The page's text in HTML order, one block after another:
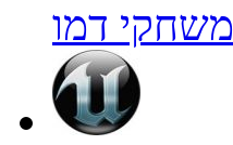
משחקי דמו